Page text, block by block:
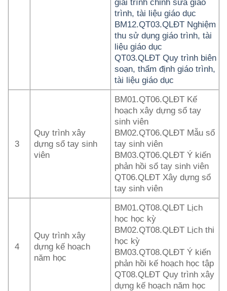
trình, tài liệu giáo dục
BM12.QT03.QLĐT Nghiệm
thu sử dụng giáo trình, tài
liệu giáo dục
QT03.QLĐT Quy trình biên
soạn, thẩm định giáo trình,
tài liệu giáo dục
3
Quy trình xây
dựng sổ tay sinh
viên
BM01.QT06.QLĐT Kế
hoạch xây dựng sổ tay
sinh viên
BM02.QT06.QLĐT Mẫu sổ
tay sinh viên
BM03.QT06.QLĐT Ý kiến
phản hồi sổ tay sinh viên
QT06.QLĐT Xây dựng sổ
tay sinh viên
4
Quy trình xây
dựng kế hoạch
năm học
BM01.QT08.QLĐT Lịch
học học kỳ
BM02.QT08.QLĐT Lịch thi
học kỳ
BM03.QT08.QLĐT Ý kiến
phản hồi kế hoạch học tập
QT08.QLĐT Quy trình xây
dựng kế hoạch năm học